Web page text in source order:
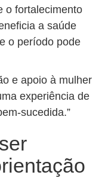
o fortalecimento
a saúde
o período pode
e apoio à mulher
experiência de
sucedida.”